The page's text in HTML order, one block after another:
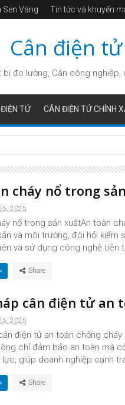
Sen Vàng Tin tức và khuyến
Cân điện
đo lường, Cân công nghiệp,
TỬ CÂN ĐIỆN TỬ CHÍNH
cháy nổ trong
2025
nổ trong sản xuấtAn toàn
và môi trường, đòi hỏi kiểm
và sử dụng công nghệ tiên
cân điện tử an
2025
điện tử an toàn chống
chỉ đảm bảo an toàn mà
lực, giúp doanh nghiệp cạnh